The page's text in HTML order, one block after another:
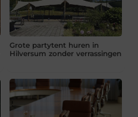
Grote partytent huren in
Hilversum zonder verrassingen